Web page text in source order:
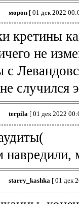
морон[ 01 дек 2022
кретины
не
с
случился
terpila[ 01 дек 2022
навредили,
starry_kashka[ 01 дек